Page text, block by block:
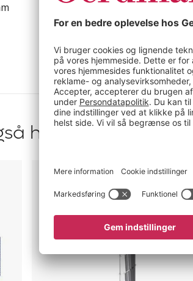
have brug for?
Gulvanker
Aleyna,
Armida